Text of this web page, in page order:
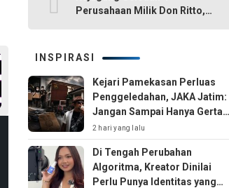
Perusahaan Milik Don Ritto,
INSPIRASI
Kejari Pamekasan Perluas
Penggeledahan, JAKA Jatim:
Jangan Sampai Hanya Gertak
Sambal!
2 hari yang lalu
Di Tengah Perubahan
Algoritma, Kreator Dinilai
Perlu Punya Identitas yang